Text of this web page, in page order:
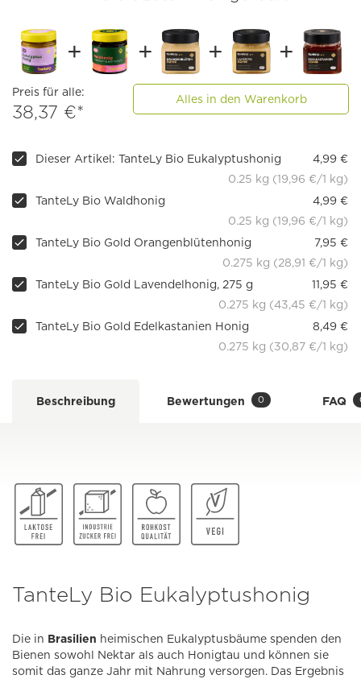
Preis für alle:
38,37 €*
Alles in den Warenkorb
Dieser Artikel: TanteLy Bio Eukalyptushonig
4,99 €
0.25 kg (19,96 €/1 kg)
TanteLy Bio Waldhonig
4,99 €
0.25 kg (19,96 €/1 kg)
TanteLy Bio Gold Orangenblütenhonig
7,95 €
0.275 kg (28,91 €/1 kg)
TanteLy Bio Gold Lavendelhonig, 275 g
11,95 €
0.275 kg (43,45 €/1 kg)
TanteLy Bio Gold Edelkastanien Honig
8,49 €
0.275 kg (30,87 €/1 kg)
Beschreibung Bewertungen 0 FAQ
TanteLy Bio Eukalyptushonig
Die in Brasilien heimischen Eukalyptusbäume spenden den
Bienen sowohl Nektar als auch Honigtau und können sie
somit das ganze Jahr mit Nahrung versorgen. Das Ergebnis